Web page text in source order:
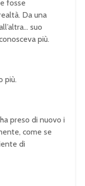
fosse
Da una
suo
più.
più.
preso di nuovo i
come se
di